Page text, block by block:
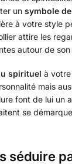
un symbole
à votre style
attire les
autour de
spirituel à
mais
font de lui un
se
séduire